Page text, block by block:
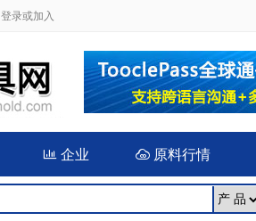
登录或加入
企业 原料行情